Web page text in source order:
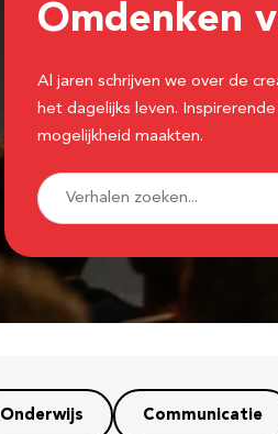
Omdenken
Al jaren schrijven we over de
het dagelijks leven.
mogelijkheid maakten.
Onderwijs Communicatie